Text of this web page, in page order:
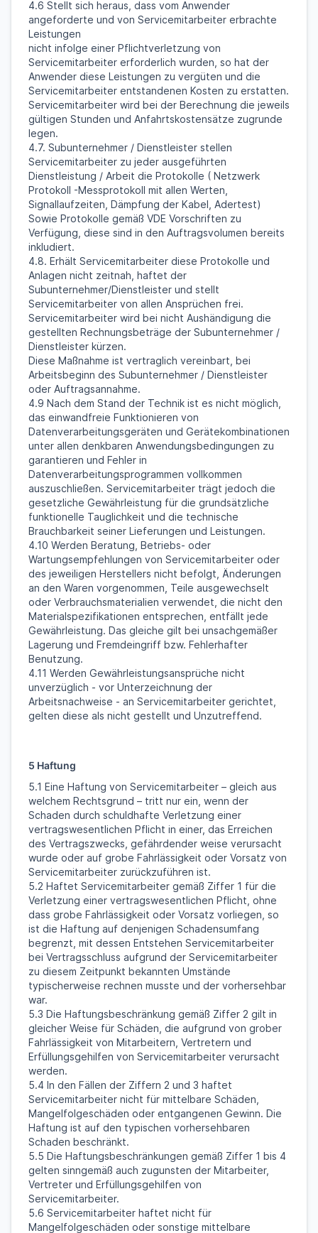
4.6 Stellt sich heraus, dass vom Anwender
angeforderte und von Servicemitarbeiter erbrachte
Leistungen
nicht infolge einer Pflichtverletzung von
Servicemitarbeiter erforderlich wurden, so hat der
Anwender diese Leistungen zu vergüten und die
Servicemitarbeiter entstandenen Kosten zu erstatten.
Servicemitarbeiter wird bei der Berechnung die jeweils
gültigen Stunden und Anfahrtskostensätze zugrunde
legen.
4.7. Subunternehmer / Dienstleister stellen
Servicemitarbeiter zu jeder ausgeführten
Dienstleistung / Arbeit die Protokolle ( Netzwerk
Protokoll -Messprotokoll mit allen Werten,
Signallaufzeiten, Dämpfung der Kabel, Adertest)
Sowie Protokolle gemäß VDE Vorschriften zu
Verfügung, diese sind in den Auftragsvolumen bereits
inkludiert.
4.8. Erhält Servicemitarbeiter diese Protokolle und
Anlagen nicht zeitnah, haftet der
Subunternehmer/Dienstleister und stellt
Servicemitarbeiter von allen Ansprüchen frei.
Servicemitarbeiter wird bei nicht Aushändigung die
gestellten Rechnungsbeträge der Subunternehmer /
Dienstleister kürzen.
Diese Maßnahme ist vertraglich vereinbart, bei
Arbeitsbeginn des Subunternehmer / Dienstleister
oder Auftragsannahme.
4.9 Nach dem Stand der Technik ist es nicht möglich,
das einwandfreie Funktionieren von
Datenverarbeitungsgeräten und Gerätekombinationen
unter allen denkbaren Anwendungsbedingungen zu
garantieren und Fehler in
Datenverarbeitungsprogrammen vollkommen
auszuschließen. Servicemitarbeiter trägt jedoch die
gesetzliche Gewährleistung für die grundsätzliche
funktionelle Tauglichkeit und die technische
Brauchbarkeit seiner Lieferungen und Leistungen.
4.10 Werden Beratung, Betriebs- oder
Wartungsempfehlungen von Servicemitarbeiter oder
des jeweiligen Herstellers nicht befolgt, Änderungen
an den Waren vorgenommen, Teile ausgewechselt
oder Verbrauchsmaterialien verwendet, die nicht den
Materialspezifikationen entsprechen, entfällt jede
Gewährleistung. Das gleiche gilt bei unsachgemäßer
Lagerung und Fremdeingriff bzw. Fehlerhafter
Benutzung.
4.11 Werden Gewährleistungsansprüche nicht
unverzüglich - vor Unterzeichnung der
Arbeitsnachweise - an Servicemitarbeiter gerichtet,
gelten diese als nicht gestellt und Unzutreffend.
5 Haftung
5.1 Eine Haftung von Servicemitarbeiter – gleich aus
welchem Rechtsgrund – tritt nur ein, wenn der
Schaden durch schuldhafte Verletzung einer
vertragswesentlichen Pflicht in einer, das Erreichen
des Vertragszwecks, gefährdender weise verursacht
wurde oder auf grobe Fahrlässigkeit oder Vorsatz von
Servicemitarbeiter zurückzuführen ist.
5.2 Haftet Servicemitarbeiter gemäß Ziffer 1 für die
Verletzung einer vertragswesentlichen Pflicht, ohne
dass grobe Fahrlässigkeit oder Vorsatz vorliegen, so
ist die Haftung auf denjenigen Schadensumfang
begrenzt, mit dessen Entstehen Servicemitarbeiter
bei Vertragsschluss aufgrund der Servicemitarbeiter
zu diesem Zeitpunkt bekannten Umstände
typischerweise rechnen musste und der vorhersehbar
war.
5.3 Die Haftungsbeschränkung gemäß Ziffer 2 gilt in
gleicher Weise für Schäden, die aufgrund von grober
Fahrlässigkeit von Mitarbeitern, Vertretern und
Erfüllungsgehilfen von Servicemitarbeiter verursacht
werden.
5.4 In den Fällen der Ziffern 2 und 3 haftet
Servicemitarbeiter nicht für mittelbare Schäden,
Mangelfolgeschäden oder entgangenen Gewinn. Die
Haftung ist auf den typischen vorhersehbaren
Schaden beschränkt.
5.5 Die Haftungsbeschränkungen gemäß Ziffer 1 bis 4
gelten sinngemäß auch zugunsten der Mitarbeiter,
Vertreter und Erfüllungsgehilfen von
Servicemitarbeiter.
5.6 Servicemitarbeiter haftet nicht für
Mangelfolgeschäden oder sonstige mittelbare